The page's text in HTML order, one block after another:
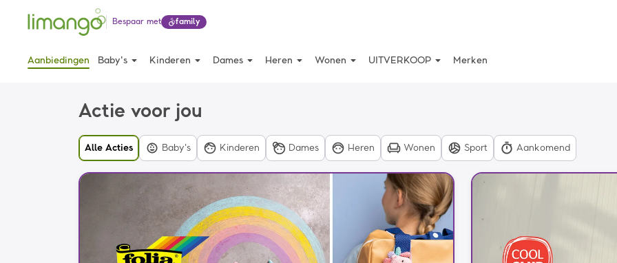
Bespaar met
family
Aanbiedingen Baby's arrow_drop_down Kinderen arrow_drop_down Dames arrow_drop_down Heren arrow_drop_down Wonen arrow_drop_down UITVERKOOP arrow_drop_down Merken
Actie voor jou
Alle Acties Baby's Kinderen Dames Heren Wonen Sport Aankomend